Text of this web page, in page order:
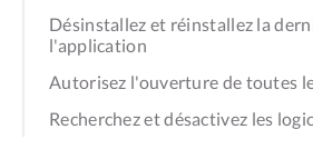
Désinstallez et réinstallez la
l'application
Autorisez l'ouverture de toutes
Recherchez et désactivez les